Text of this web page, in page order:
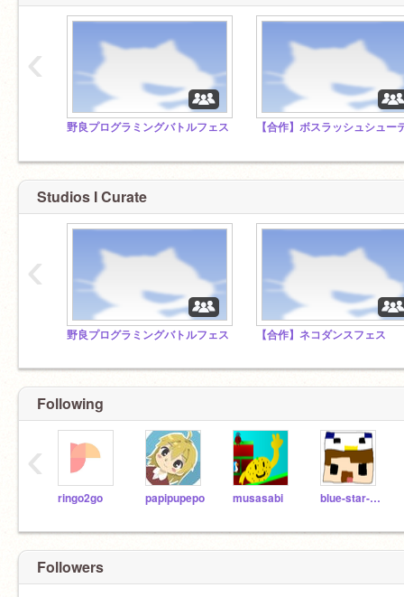
野良プログラミングバトルフェス
‹
Studios I Curate
野良プログラミングバトルフェス 【合作】ネコダンスフェス
‹
Following
ringo2go papipupepo musasabi blue-star-ren
‹
Followers